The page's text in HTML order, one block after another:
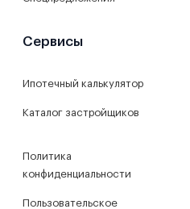
Сервисы
Ипотечный калькулятор
Каталог застройщиков
Политика
конфиденциальности
Пользовательское